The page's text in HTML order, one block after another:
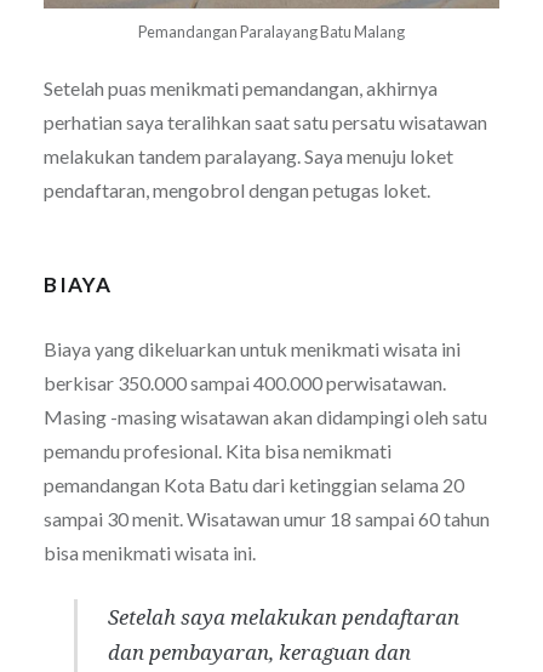
Pemandangan Paralayang Batu Malang
Setelah puas menikmati pemandangan, akhirnya
perhatian saya teralihkan saat satu persatu wisatawan
melakukan tandem paralayang. Saya menuju loket
pendaftaran, mengobrol dengan petugas loket.
BIAYA
Biaya yang dikeluarkan untuk menikmati wisata ini
berkisar 350.000 sampai 400.000 perwisatawan.
Masing -masing wisatawan akan didampingi oleh satu
pemandu profesional. Kita bisa nemikmati
pemandangan Kota Batu dari ketinggian selama 20
sampai 30 menit. Wisatawan umur 18 sampai 60 tahun
bisa menikmati wisata ini.
Setelah saya melakukan pendaftaran
dan pembayaran, keraguan dan